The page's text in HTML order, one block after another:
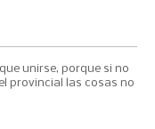
unirse, porque si no
provincial las cosas no